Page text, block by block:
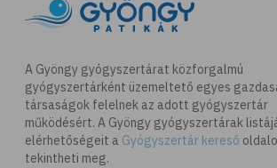
A Gyöngy gyógyszertárat közforgalmú
gyógyszertárként üzemeltető egyes
társaságok felelnek az adott gyógyszertár
működésért. A Gyöngy gyógyszertárak
elérhetőségeit a Gyógyszertár kereső
tekintheti meg.